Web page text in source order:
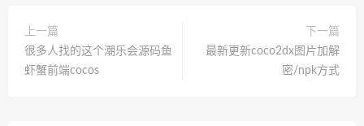
上一篇
很多人找的这个潮乐会源码鱼
虾蟹前端cocos
下一篇
最新更新coco2dx图片加解
密/npk方式